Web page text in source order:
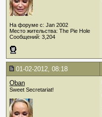
На форуме с: Jan 2002
Место жительства: The Pie Hole
Сообщений: 3,204
01-02-2012, 08:18
Oban
Sweet Secretariat!